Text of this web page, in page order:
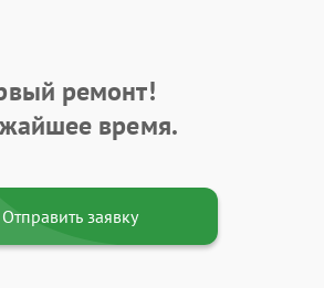
ремонт!
время.
Отправить заявку